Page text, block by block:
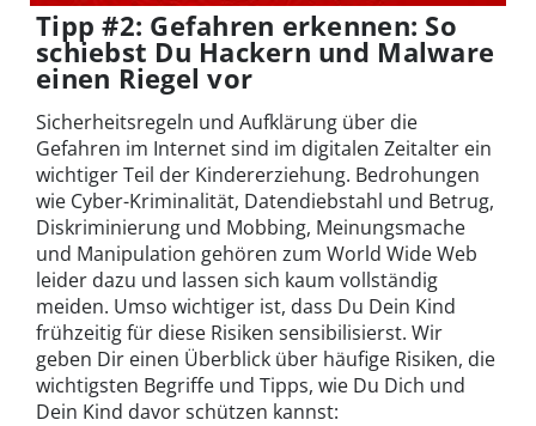
Tipp #2: Gefahren erkennen: So
schiebst Du Hackern und Malware
einen Riegel vor
Sicherheitsregeln und Aufklärung über die
Gefahren im Internet sind im digitalen Zeitalter ein
wichtiger Teil der Kindererziehung. Bedrohungen
wie Cyber-Kriminalität, Datendiebstahl und Betrug,
Diskriminierung und Mobbing, Meinungsmache
und Manipulation gehören zum World Wide Web
leider dazu und lassen sich kaum vollständig
meiden. Umso wichtiger ist, dass Du Dein Kind
frühzeitig für diese Risiken sensibilisierst. Wir
geben Dir einen Überblick über häufige Risiken, die
wichtigsten Begriffe und Tipps, wie Du Dich und
Dein Kind davor schützen kannst: